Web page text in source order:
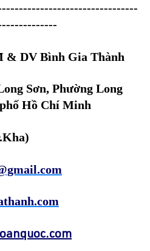
& DV Bình Gia Thành
Sơn, Phường Long
Hồ Chí Minh